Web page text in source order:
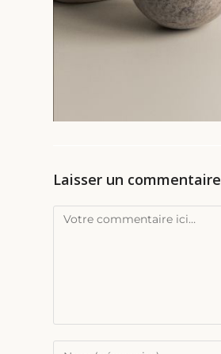
Laisser un commentaire